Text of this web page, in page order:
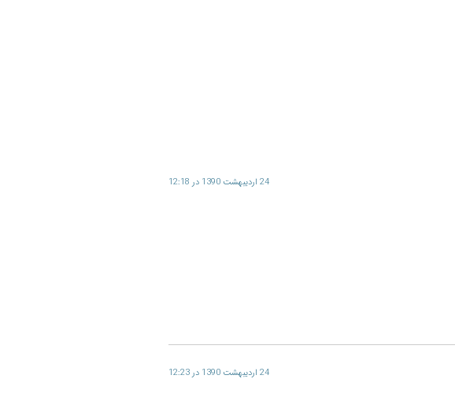
24 اردیبهشت 1390 در 12:18
24 اردیبهشت 1390 در 12:23